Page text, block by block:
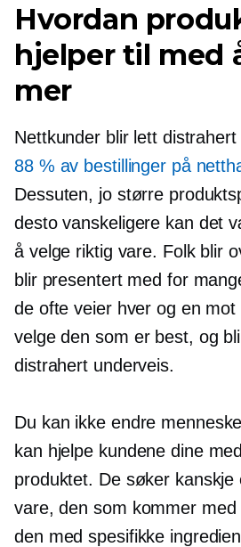
Hvordan
hjelper til med
mer
Nettkunder blir lett
88 % av bestillinger på
Dessuten, jo større
desto vanskeligere kan det
å velge riktig vare. Folk blir
blir presentert med for
de ofte veier hver og en
velge den som er best, og
distrahert underveis.
Du kan ikke endre
kan hjelpe kundene dine
produktet. De søker
vare, den som kommer
den med spesifikke